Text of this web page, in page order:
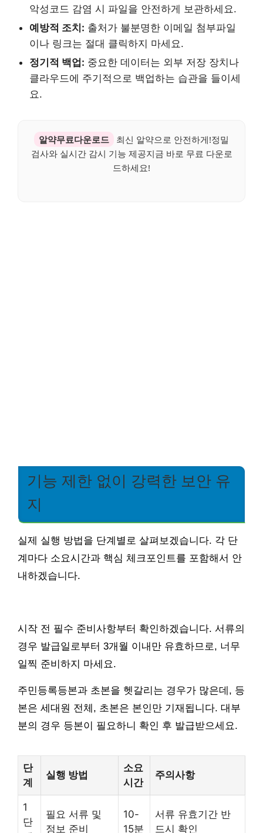
악성코드 감염 시 파일을 안전하게 보관하세요.
예방적 조치: 출처가 불분명한 이메일 첨부파일
이나 링크는 절대 클릭하지 마세요.
정기적 백업: 중요한 데이터는 외부 저장 장치나
클라우드에 주기적으로 백업하는 습관을 들이세
요.
알약무료다운로드
최신 알약으로 안전하게!정밀
검사와 실시간 감시 기능 제공지금 바로 무료 다운로
드하세요!
기능 제한 없이 강력한 보안 유
지
실제 실행 방법을 단계별로 살펴보겠습니다. 각 단
계마다 소요시간과 핵심 체크포인트를 포함해서 안
내하겠습니다.
시작 전 필수 준비사항부터 확인하겠습니다. 서류의
경우 발급일로부터 3개월 이내만 유효하므로, 너무
일찍 준비하지 마세요.
주민등록등본과 초본을 헷갈리는 경우가 많은데, 등
본은 세대원 전체, 초본은 본인만 기재됩니다. 대부
분의 경우 등본이 필요하니 확인 후 발급받으세요.
단
계
실행 방법
소요
시간
주의사항
1
단
필요 서류 및
정보 준비
10-
15분
서류 유효기간 반
드시 확인